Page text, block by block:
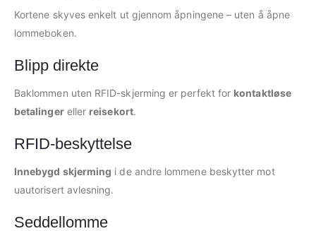
Kortene skyves enkelt ut gjennom åpningene – uten å åpne
lommeboken.
Blipp direkte
Baklommen uten RFID-skjerming er perfekt for kontaktløse
betalingereller reisekort.
RFID-beskyttelse
Innebygd skjerming i de andre lommene beskytter mot
uautorisert avlesning.
Seddellomme